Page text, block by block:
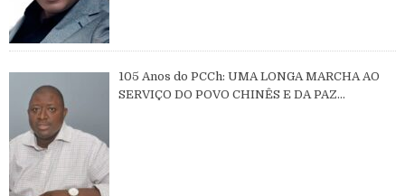
105 Anos do PCCh: UMA LONGA MARCHA AO
SERVIÇO DO POVO CHINÊS E DA PAZ